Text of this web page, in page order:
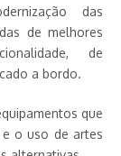
das
de melhores
de
a bordo.
que
e o uso de artes